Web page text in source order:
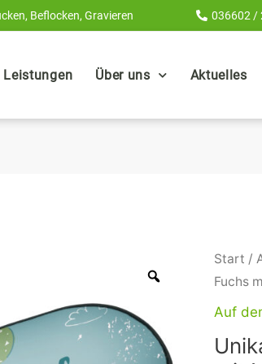
Beflocken, Gravieren 036602 /
Leistungen Über uns Aktuelles
Start /
Fuchs
Auf
Fuchs
Name